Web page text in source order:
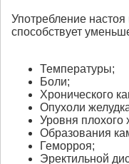
Употребление
способствует
Температуры;
Боли;
Хронического
Опухоли
Уровня плохого
Образования
Геморроя;
Эректильной